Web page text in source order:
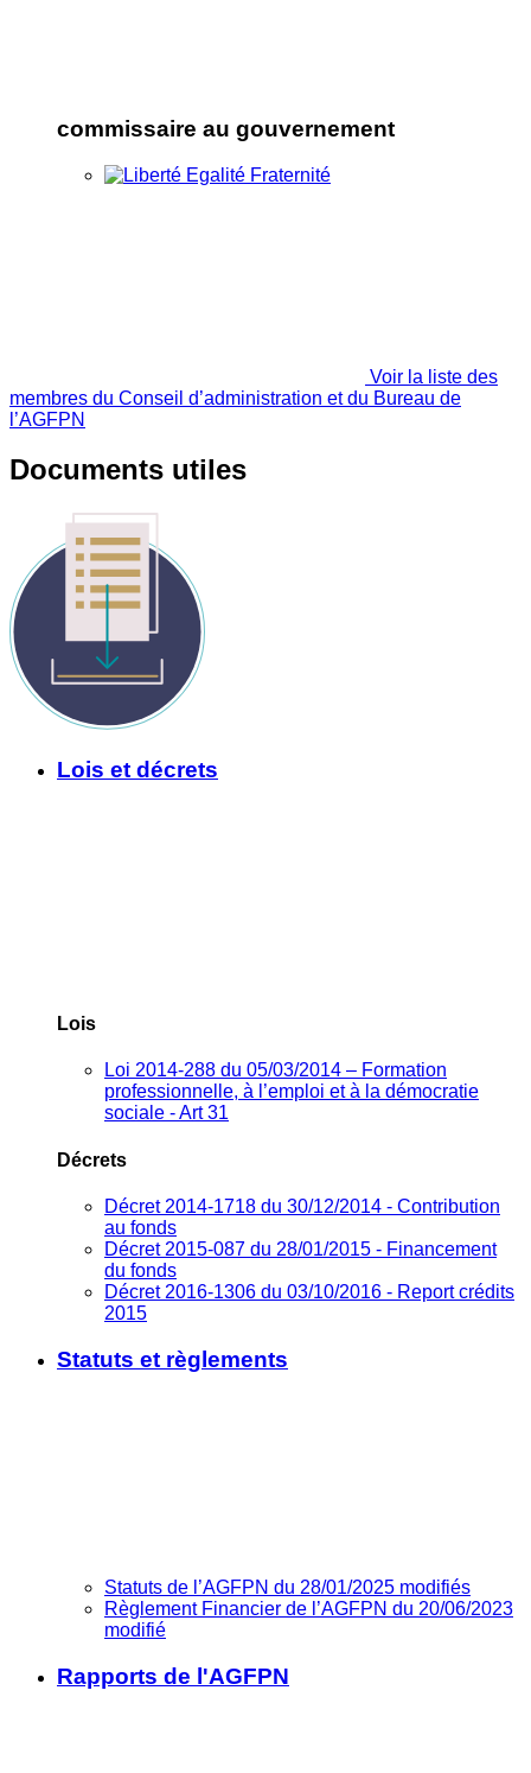
commissaire au gouvernement
Voir la liste des
membres du Conseil d’administration et du Bureau de
l’AGFPN
Documents utiles
Lois et décrets
Lois
Loi 2014-288 du 05/03/2014 – Formation
professionnelle, à l’emploi et à la démocratie
sociale - Art 31
Décrets
Décret 2014-1718 du 30/12/2014 - Contribution
au fonds
Décret 2015-087 du 28/01/2015 - Financement
du fonds
Décret 2016-1306 du 03/10/2016 - Report crédits
2015
Statuts et règlements
Statuts de l’AGFPN du 28/01/2025 modifiés
Règlement Financier de l’AGFPN du 20/06/2023
modifié
Rapports de l'AGFPN